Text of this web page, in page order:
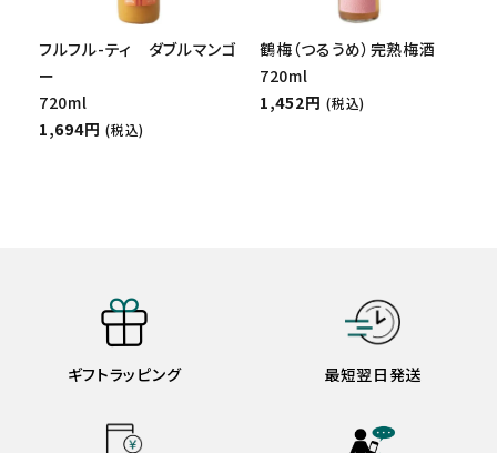
フルフル-ティ ダブルマンゴ
ー
720ml
1,694円 (税込)
鶴梅（つるうめ）完熟梅酒
720ml
1,452円 (税込)
ギフトラッピング 最短翌日発送